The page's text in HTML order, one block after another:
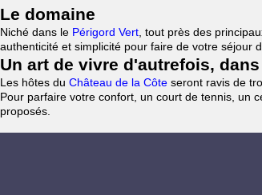
Le domaine
Niché dans le Périgord Vert , tout près des
authenticité et simplicité pour faire de votre séjour
Un art de vivre d'autrefois,
Les hôtes du Château de la Côte seront ravis de
Pour parfaire votre confort, un court de tennis, un
proposés.